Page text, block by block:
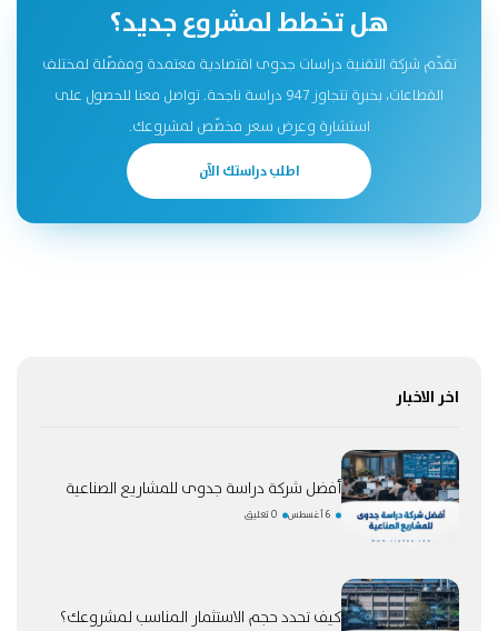
هل تخطط لمشروع جديد؟
تقدّم شركة التقنية دراسات جدوى اقتصادية معتمدة ومفصّلة لمختلف
القطاعات، بخبرة تتجاوز 947 دراسة ناجحة. تواصل معنا للحصول على
استشارة وعرض سعر مخصّص لمشروعك.
اطلب دراستك الآن
اخر الاخبار
أفضل شركة دراسة جدوى للمشاريع الصناعية
6 أغسطس 0 تعليق
كيف تحدد حجم الاستثمار المناسب لمشروعك؟